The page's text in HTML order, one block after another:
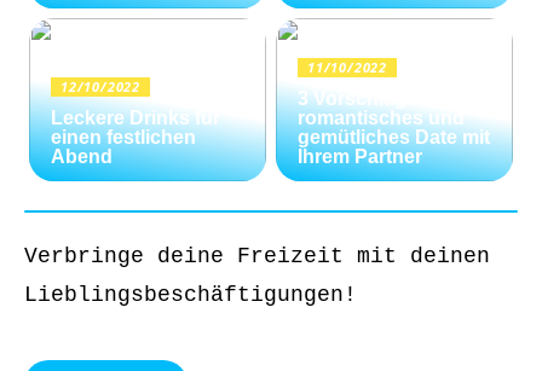
12/10/2022
Leckere Drinks für
einen festlichen
Abend
11/10/2022
3 Vorschläge für ein
romantisches und
gemütliches Date mit
Ihrem Partner
Verbringe deine Freizeit mit deinen
Lieblingsbeschäftigungen!